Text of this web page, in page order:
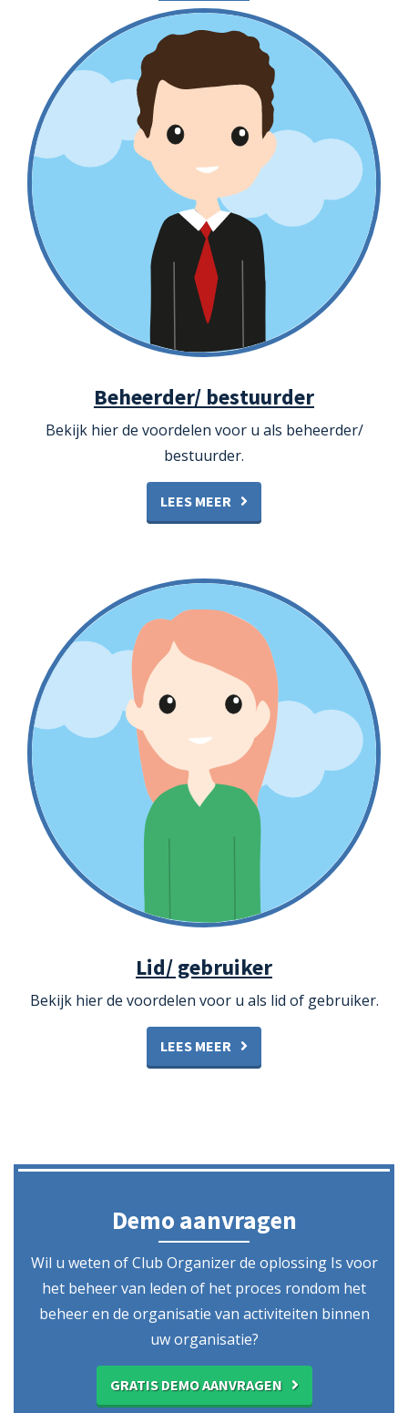
De voordelen
Beheerder/ bestuurder
Bekijk hier de voordelen voor u als beheerder/
bestuurder.
LEES MEER
Lid/ gebruiker
Bekijk hier de voordelen voor u als lid of gebruiker.
LEES MEER
Demo aanvragen
Wil u weten of Club Organizer de oplossing Is voor
het beheer van leden of het proces rondom het
beheer en de organisatie van activiteiten binnen
uw organisatie?
GRATIS DEMO AANVRAGEN